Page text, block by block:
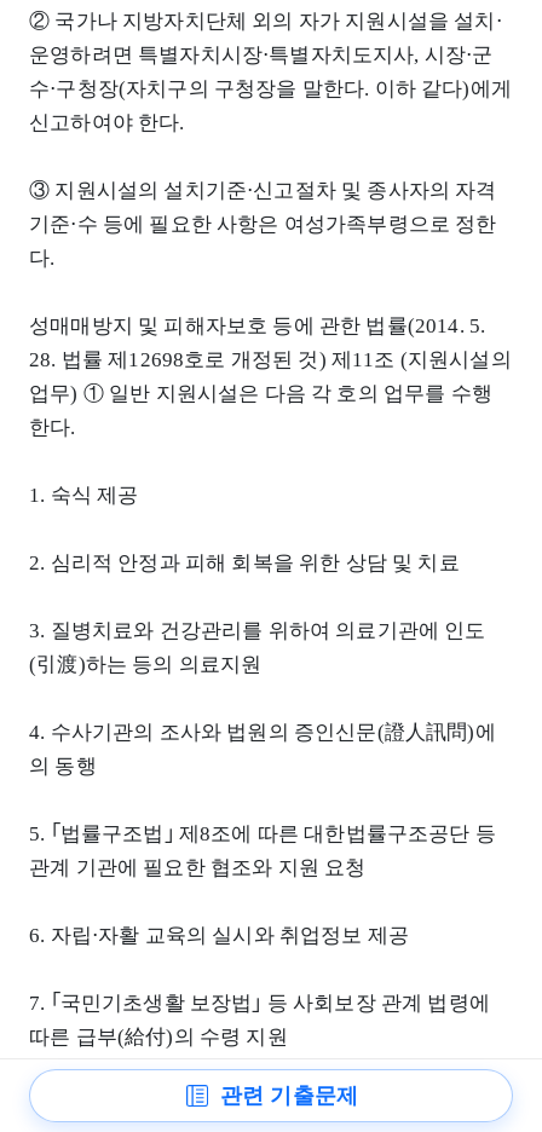
② 국가나 지방자치단체 외의 자가 지원시설을 설치⋅
운영하려면 특별자치시장⋅특별자치도지사, 시장⋅군
수⋅구청장(자치구의 구청장을 말한다. 이하 같다)에게
신고하여야 한다.
③ 지원시설의 설치기준⋅신고절차 및 종사자의 자격
기준⋅수 등에 필요한 사항은 여성가족부령으로 정한
다.
성매매방지 및 피해자보호 등에 관한 법률(2014. 5.
28. 법률 제12698호로 개정된 것) 제11조 (지원시설의
업무) ① 일반 지원시설은 다음 각 호의 업무를 수행
한다.
1. 숙식 제공
2. 심리적 안정과 피해 회복을 위한 상담 및 치료
3. 질병치료와 건강관리를 위하여 의료기관에 인도
(引渡)하는 등의 의료지원
4. 수사기관의 조사와 법원의 증인신문(證人訊問)에
의 동행
5. ｢법률구조법｣ 제8조에 따른 대한법률구조공단 등
관계 기관에 필요한 협조와 지원 요청
6. 자립⋅자활 교육의 실시와 취업정보 제공
7. ｢국민기초생활 보장법｣ 등 사회보장 관계 법령에
따른 급부(給付)의 수령 지원
8. 기술교육(위탁교육을 포함한다)
관련 기출문제